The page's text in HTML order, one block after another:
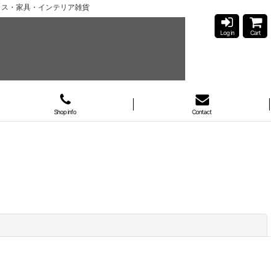
・家具・インテリア雑貨
Log in Cart
Shop info Contact